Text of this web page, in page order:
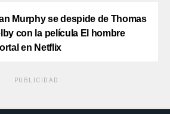
Murphy se despide de Thomas
con la película El hombre
en Netflix
PUBLICIDAD